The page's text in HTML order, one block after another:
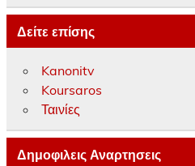
Δείτε επίσης
Kanonitv
Koursaros
Ταινίες
Δημοφιλεις Αναρτησεις